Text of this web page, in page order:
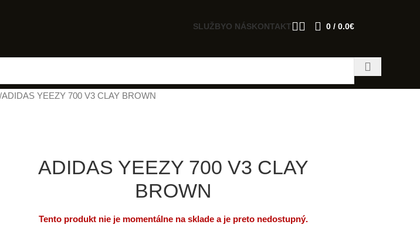
SLUŽBYO NÁSKONTAKT 0 / 0.0€
ADIDAS YEEZY 700 V3 CLAY BROWN
ADIDAS YEEZY 700 V3 CLAY
BROWN
Tento produkt nie je momentálne na sklade a je preto nedostupný.